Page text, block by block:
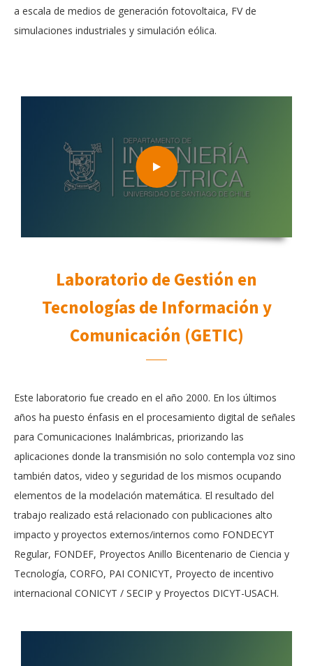
a escala de medios de generación fotovoltaica, FV de
simulaciones industriales y simulación eólica.
Laboratorio de Gestión en
Tecnologías de Información y
Comunicación (GETIC)
Este laboratorio fue creado en el año 2000. En los últimos
años ha puesto énfasis en el procesamiento digital de señales
para Comunicaciones Inalámbricas, priorizando las
aplicaciones donde la transmisión no solo contempla voz sino
también datos, video y seguridad de los mismos ocupando
elementos de la modelación matemática. El resultado del
trabajo realizado está relacionado con publicaciones alto
impacto y proyectos externos/internos como FONDECYT
Regular, FONDEF, Proyectos Anillo Bicentenario de Ciencia y
Tecnología, CORFO, PAI CONICYT, Proyecto de incentivo
internacional CONICYT / SECIP y Proyectos DICYT-USACH.